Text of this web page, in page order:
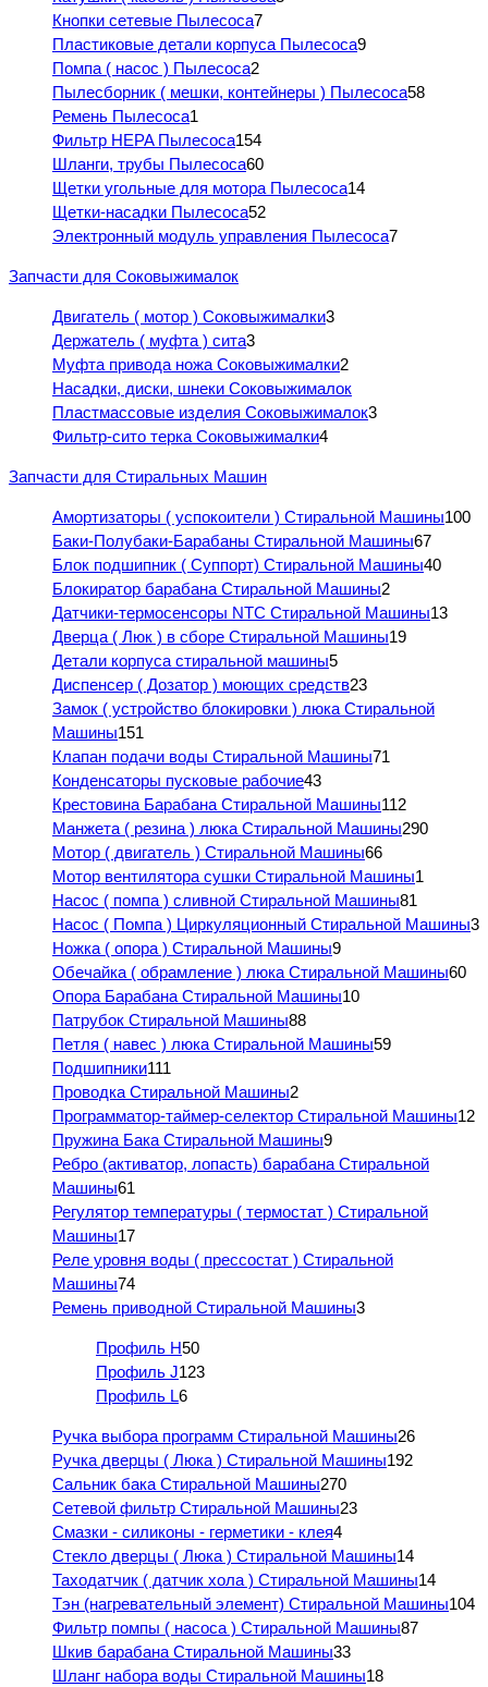
Кнопки сетевые Пылесоса7
Пластиковые детали корпуса Пылесоса9
Помпа ( насос ) Пылесоса2
Пылесборник ( мешки, контейнеры ) Пылесоса58
Ремень Пылесоса1
Фильтр HEPA Пылесоса154
Шланги, трубы Пылесоса60
Щетки угольные для мотора Пылесоса14
Щетки-насадки Пылесоса52
Электронный модуль управления Пылесоса7
Запчасти для Соковыжималок
Двигатель ( мотор ) Соковыжималки3
Держатель ( муфта ) сита3
Муфта привода ножа Соковыжималки2
Насадки, диски, шнеки Соковыжималок
Пластмассовые изделия Соковыжималок3
Фильтр-сито терка Соковыжималки4
Запчасти для Стиральных Машин
Амортизаторы ( успокоители ) Стиральной Машины100
Баки-Полубаки-Барабаны Стиральной Машины67
Блок подшипник ( Суппорт) Стиральной Машины40
Блокиратор барабана Стиральной Машины2
Датчики-термосенсоры NTC Стиральной Машины13
Дверца ( Люк ) в сборе Стиральной Машины19
Детали корпуса стиральной машины5
Диспенсер ( Дозатор ) моющих средств23
Замок ( устройство блокировки ) люка Стиральной
Машины151
Клапан подачи воды Стиральной Машины71
Конденсаторы пусковые рабочие43
Крестовина Барабана Стиральной Машины112
Манжета ( резина ) люка Стиральной Машины290
Мотор ( двигатель ) Стиральной Машины66
Мотор вентилятора сушки Стиральной Машины1
Насос ( помпа ) сливной Стиральной Машины81
Насос ( Помпа ) Циркуляционный Стиральной Машины3
Ножка ( опора ) Стиральной Машины9
Обечайка ( обрамление ) люка Стиральной Машины60
Опора Барабана Стиральной Машины10
Патрубок Стиральной Машины88
Петля ( навес ) люка Стиральной Машины59
Подшипники111
Проводка Стиральной Машины2
Программатор-таймер-селектор Стиральной Машины12
Пружина Бака Стиральной Машины9
Ребро (активатор, лопасть) барабана Стиральной
Машины61
Регулятор температуры ( термостат ) Стиральной
Машины17
Реле уровня воды ( прессостат ) Стиральной
Машины74
Ремень приводной Стиральной Машины3
Профиль H50
Профиль J123
Профиль L6
Ручка выбора программ Стиральной Машины26
Ручка дверцы ( Люка ) Стиральной Машины192
Сальник бака Стиральной Машины270
Сетевой фильтр Стиральной Машины23
Смазки - силиконы - герметики - клея4
Стекло дверцы ( Люка ) Стиральной Машины14
Таходатчик ( датчик хола ) Стиральной Машины14
Тэн (нагревательный элемент) Стиральной Машины104
Фильтр помпы ( насоса ) Стиральной Машины87
Шкив барабана Стиральной Машины33
Шланг набора воды Стиральной Машины18